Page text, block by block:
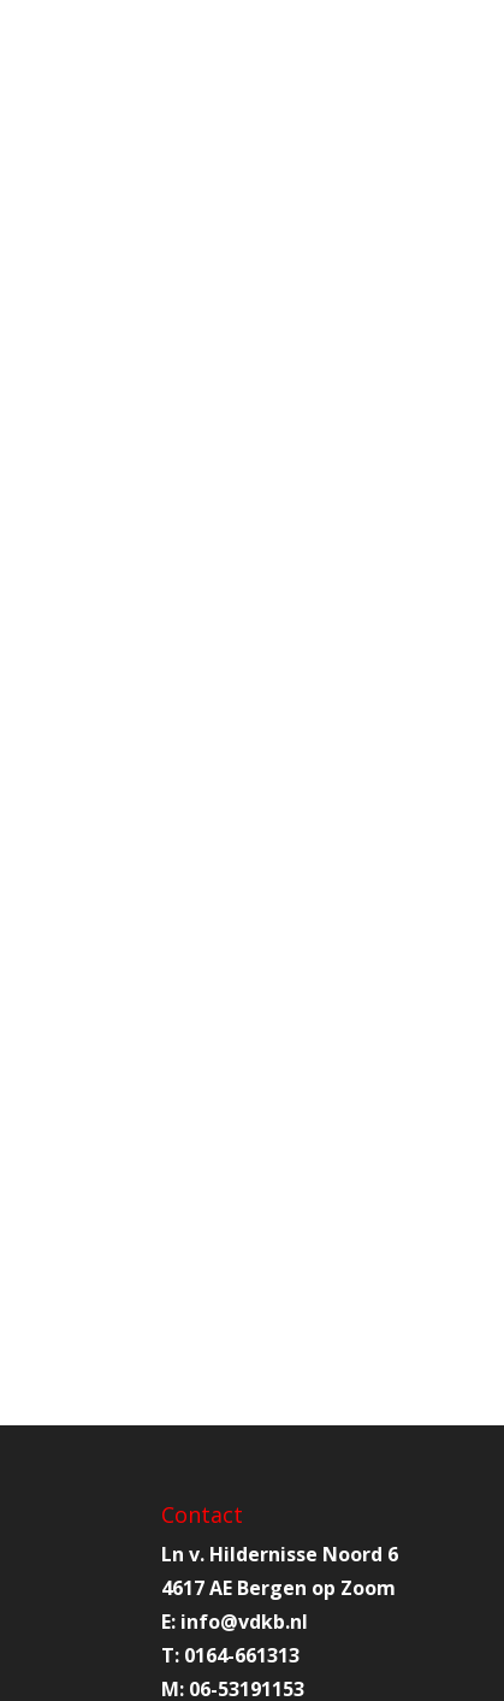
Contact
Ln v. Hildernisse Noord 6
4617 AE Bergen op Zoom
E: info@vdkb.nl
T: 0164-661313
M: 06-53191153